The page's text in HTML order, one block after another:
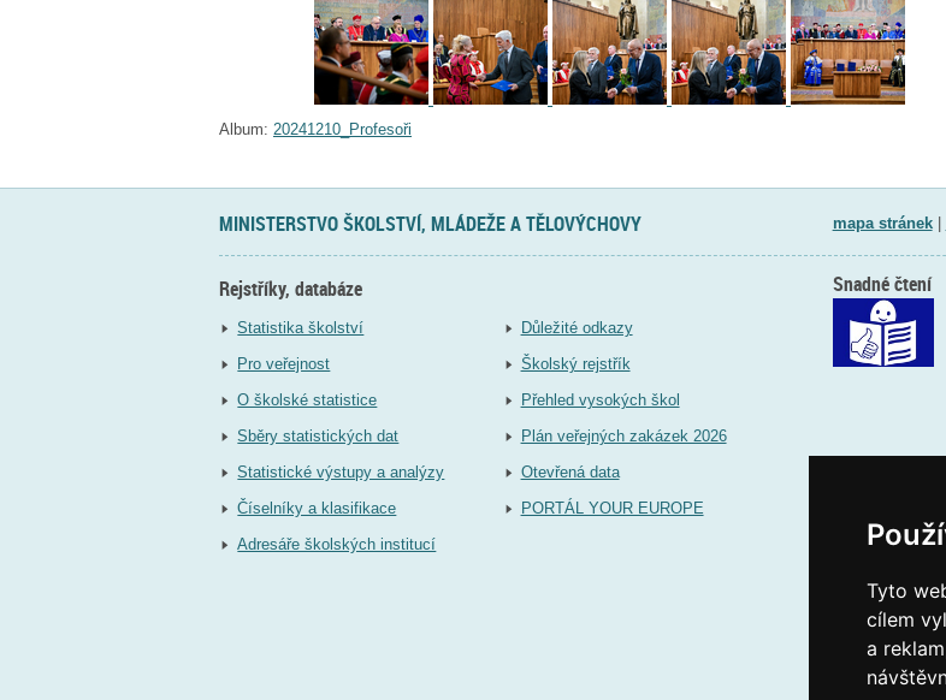
Tyto
cílem
a
Album: 20241210_Profesoři
MINISTERSTVO ŠKOLSTVÍ, MLÁDEŽE A TĚLOVÝCHOVY mapa stránek|
Rejstříky, databáze
Statistika školství
Pro veřejnost
O školské statistice
Sběry statistických dat
Statistické výstupy a analýzy
Číselníky a klasifikace
Adresáře školských institucí
Důležité odkazy
Školský rejstřík
Přehled vysokých škol
Plán veřejných zakázek 2026
Otevřená data
PORTÁL YOUR EUROPE
Snadné čtení